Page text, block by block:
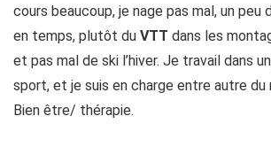
cours beaucoup, je nage pas mal, un peu
en temps, plutôt du VTT dans les
et pas mal de ski l’hiver. Je travail dans
sport, et je suis en charge entre autre
Bien être/ thérapie.